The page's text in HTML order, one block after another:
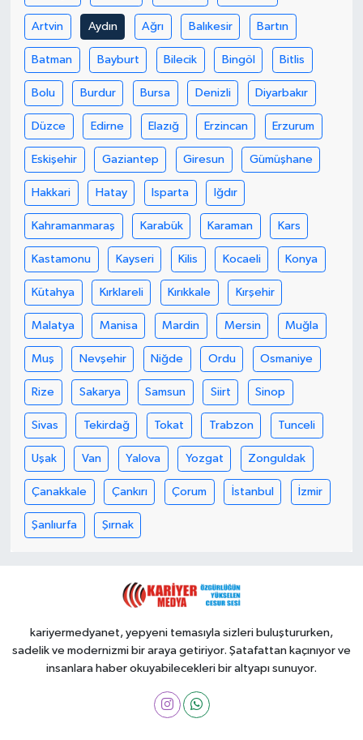
Artvin Aydın Ağrı Balıkesir Bartın
Batman Bayburt Bilecik Bingöl Bitlis
Bolu Burdur Bursa Denizli Diyarbakır
Düzce Edirne Elazığ Erzincan Erzurum
Eskişehir Gaziantep Giresun Gümüşhane
Hakkari Hatay Isparta Iğdır
Kahramanmaraş Karabük Karaman Kars
Kastamonu Kayseri Kilis Kocaeli Konya
Kütahya Kırklareli Kırıkkale Kırşehir
Malatya Manisa Mardin Mersin Muğla
Muş Nevşehir Niğde Ordu Osmaniye
Rize Sakarya Samsun Siirt Sinop
Sivas Tekirdağ Tokat Trabzon Tunceli
Uşak Van Yalova Yozgat Zonguldak
Çanakkale Çankırı Çorum İstanbul İzmir
Şanlıurfa Şırnak
kariyermedyanet, yepyeni temasıyla sizleri buluştururken,
sadelik ve modernizmi bir araya getiriyor. Şatafattan kaçınıyor ve
insanlara haber okuyabilecekleri bir altyapı sunuyor.